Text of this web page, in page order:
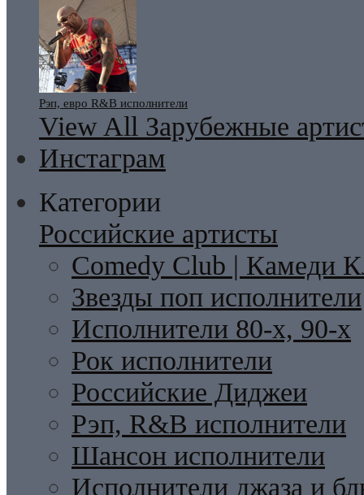
Рэп, евро R&B исполнители
View All Зарубежные
Инстаграм
Категории
Российские артисты
Comedy Club | Камеди
Звезды поп исполнители
Исполнители 80-х, 90-х
Рок исполнители
Российские Диджеи
Рэп, R&B исполнители
Шансон исполнители
Исполнители джаза и